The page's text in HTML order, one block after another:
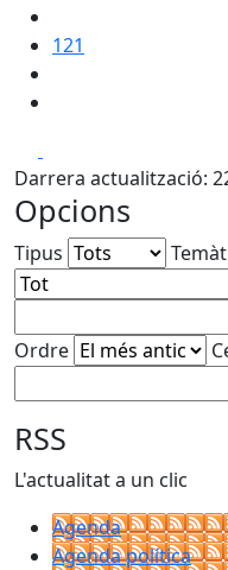
121
Darrera actualització:
Opcions
Tipus
Ordre
RSS
L'actualitat a un clic
Agenda
Agenda política